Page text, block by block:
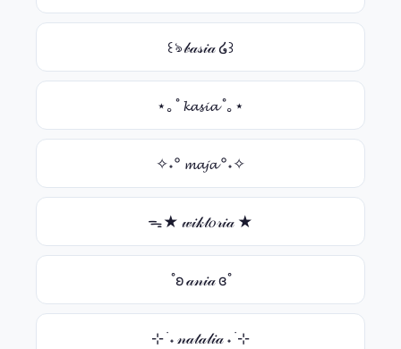
꒰ঌ 𝒷𝒶𝓈𝒾𝒶 ໒꒱
⋆｡˚ 𝓴𝓪𝓼𝓲𝓪 ˚｡⋆
✧˖° 𝓶𝓪𝓳𝓪 °˖✧
ᯓ★ 𝓌𝒾𝓀𝓉𝑜𝓇𝒾𝒶 ★
˚ʚ 𝒶𝓃𝒾𝒶 ɞ˚
⊹ ࣪ ˖ 𝓃𝒶𝓉𝒶𝓁𝒾𝒶 ˖ ࣪ ⊹